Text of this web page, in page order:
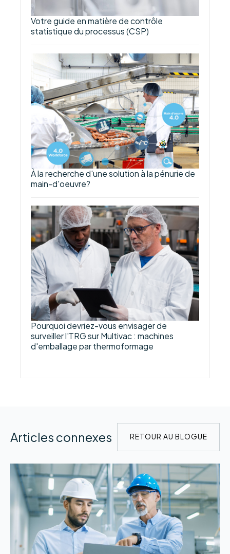
Votre guide en matière de contrôle
statistique du processus (CSP)
À la recherche d'une solution à la pénurie de
main-d'oeuvre?
Pourquoi devriez-vous envisager de
surveiller l'TRG sur Multivac : machines
d'emballage par thermoformage
Articles connexes RETOUR AU BLOGUE